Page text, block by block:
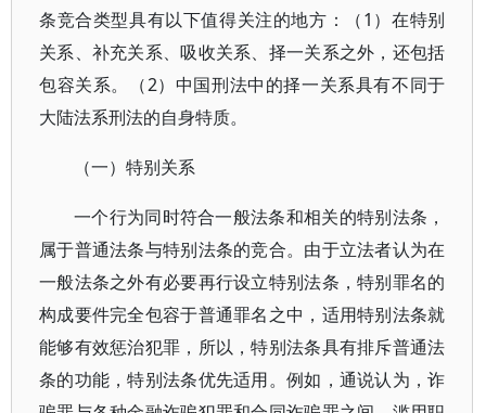
条竞合类型具有以下值得关注的地方：（1）在特别
关系、补充关系、吸收关系、择一关系之外，还包括
包容关系。（2）中国刑法中的择一关系具有不同于
大陆法系刑法的自身特质。
（一）特别关系
一个行为同时符合一般法条和相关的特别法条，
属于普通法条与特别法条的竞合。由于立法者认为在
一般法条之外有必要再行设立特别法条，特别罪名的
构成要件完全包容于普通罪名之中，适用特别法条就
能够有效惩治犯罪，所以，特别法条具有排斥普通法
条的功能，特别法条优先适用。例如，通说认为，诈